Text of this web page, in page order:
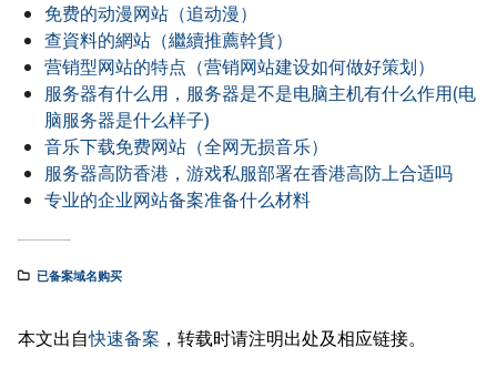
免费的动漫网站（追动漫）
查資料的網站（繼續推薦幹貨）
营销型网站的特点（营销网站建设如何做好策划）
服务器有什么用，服务器是不是电脑主机有什么作用(电
脑服务器是什么样子)
音乐下载免费网站（全网无损音乐）
服务器高防香港，游戏私服部署在香港高防上合适吗
专业的企业网站备案准备什么材料
已备案域名购买
本文出自快速备案 ，转载时请注明出处及相应链接。